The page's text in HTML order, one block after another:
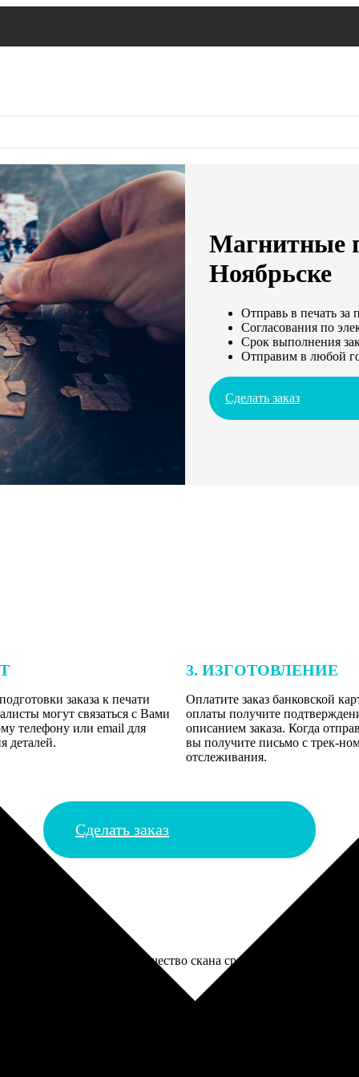
Магнитные
Ноябрьске
Отправь в печать за
Согласования по
Срок выполнения
Отправим в любой
Сделать заказ
заказа к печати
могут связаться с Вами
телефону или email для
деталей.
3. ИЗГОТОВЛЕНИЕ
Оплатите заказ банковской
оплаты получите
описанием заказа. Когда
вы получите письмо с трек-
отслеживания.
Сделать заказ
фотографию. Качество скана среднее, видна